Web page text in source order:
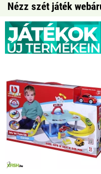
Nézz szét játék